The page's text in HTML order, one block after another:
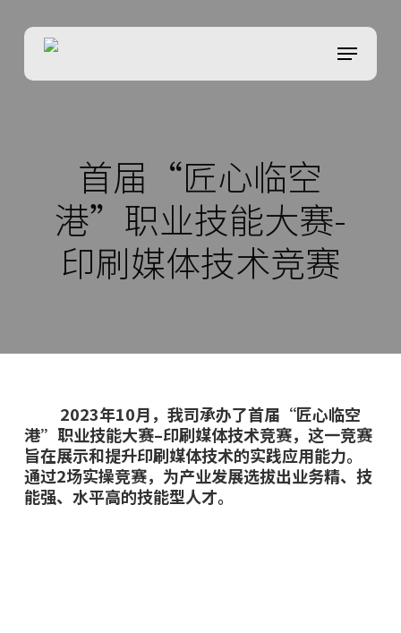
main
菜单
首届“匠心临空
港”职业技能大赛-
印刷媒体技术竞赛
2023年10月，我司承办了首届“匠心临空
港”职业技能大赛–印刷媒体技术竞赛，这一竞赛
旨在展示和提升印刷媒体技术的实践应用能力。
通过2场实操竞赛，为产业发展选拔出业务精、技
能强、水平高的技能型人才。
Close
Menu